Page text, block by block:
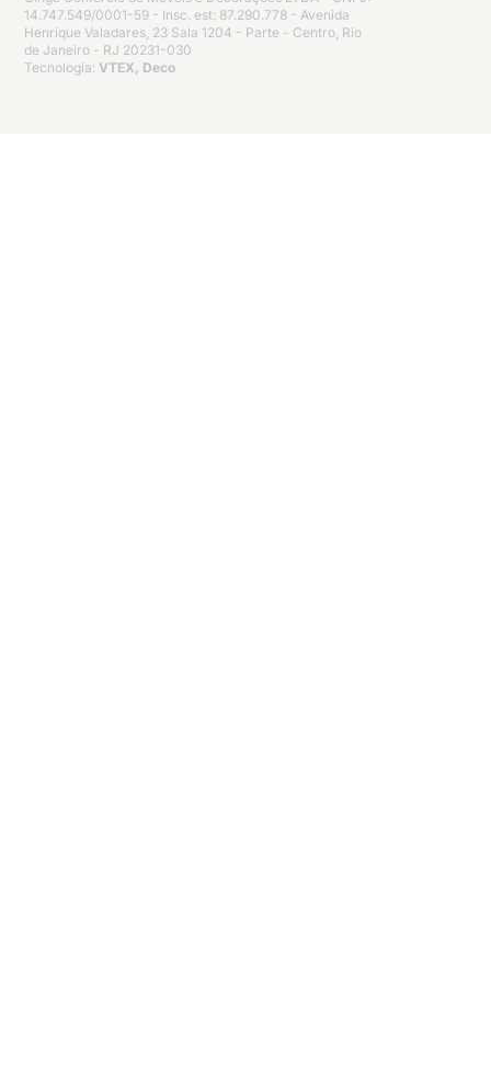
14.747.549/0001-59 - Insc. est: 87.290.778 - Avenida
Henrique Valadares, 23 Sala 1204 - Parte - Centro, Rio
de Janeiro - RJ 20231-030
Tecnologia: VTEX, Deco